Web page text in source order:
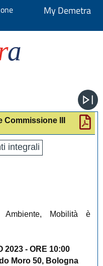
My Demetra
a
III
integrali
Ambiente, Mobilità è
2023 - ORE 10:00
Moro 50, Bologna